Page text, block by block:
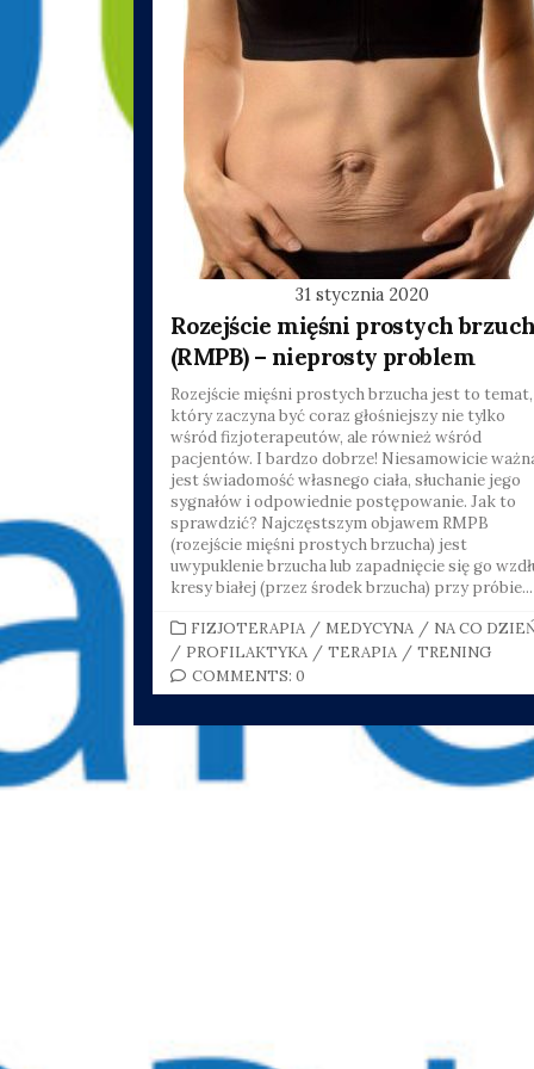
31 stycznia 2020
Rozejście mięśni prostych
(RMPB) – nieprosty problem
Rozejście mięśni prostych brzucha jest to temat,
który zaczyna być coraz głośniejszy nie tylko
wśród fizjoterapeutów, ale również wśród
pacjentów. I bardzo dobrze! Niesamowicie
jest świadomość własnego ciała, słuchanie jego
sygnałów i odpowiednie postępowanie. Jak to
sprawdzić? Najczęstszym objawem RMPB
(rozejście mięśni prostych brzucha) jest
uwypuklenie brzucha lub zapadnięcie się go
kresy białej (przez środek brzucha) przy próbie...
CATEGORIES
FIZJOTERAPIA / MEDYCYNA / NA CO
/ PROFILAKTYKA / TERAPIA / TRENING
COMMENTS: 0